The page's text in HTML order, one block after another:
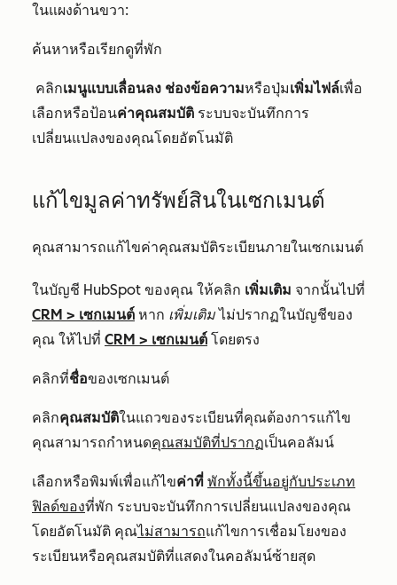
ในแผงด้านขวา:
ค้นหาหรือเรียกดูที่พัก
คลิกเมนูแบบเลื่อนลง ช่องข้อความหรือปุ่มเพิ่มไฟล์เพื่อ
เลือกหรือป้อนค่าคุณสมบัติ ระบบจะบันทึกการ
เปลี่ยนแปลงของคุณโดยอัตโนมัติ
แก้ไขมูลค่าทรัพย์สินในเซกเมนต์
คุณสามารถแก้ไขค่าคุณสมบัติระเบียนภายในเซกเมนต์
ในบัญชี HubSpot ของคุณ ให้คลิก เพิ่มเติม จากนั้นไปที่
CRM > เซกเมนต์ หาก เพิ่มเติมไม่ปรากฏในบัญชีของ
คุณ ให้ไปที่ CRM > เซกเมนต์ โดยตรง
คลิกที่ชื่อของเซกเมนต์
คลิกคุณสมบัติในแถวของระเบียนที่คุณต้องการแก้ไข
คุณสามารถกำหนดคุณสมบัติที่ปรากฏเป็นคอลัมน์
เลือกหรือพิมพ์เพื่อแก้ไขค่าที่ พักทั้งนี้ขึ้นอยู่กับประเภท
ฟิลด์ของที่พัก ระบบจะบันทึกการเปลี่ยนแปลงของคุณ
โดยอัตโนมัติ คุณไม่สามารถแก้ไขการเชื่อมโยงของ
ระเบียนหรือคุณสมบัติที่แสดงในคอลัมน์ซ้ายสุด